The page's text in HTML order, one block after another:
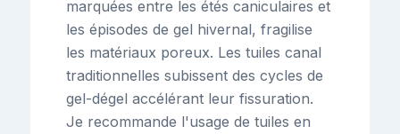
marquées entre les étés caniculaires et
les épisodes de gel hivernal, fragilise
les matériaux poreux. Les tuiles canal
traditionnelles subissent des cycles de
gel-dégel accélérant leur fissuration.
Je recommande l'usage de tuiles en